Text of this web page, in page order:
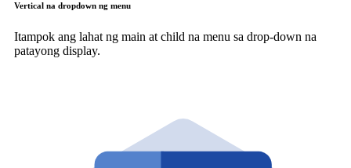
Vertical na dropdown ng menu
Itampok ang lahat ng main at child na menu sa drop-down na
patayong display.